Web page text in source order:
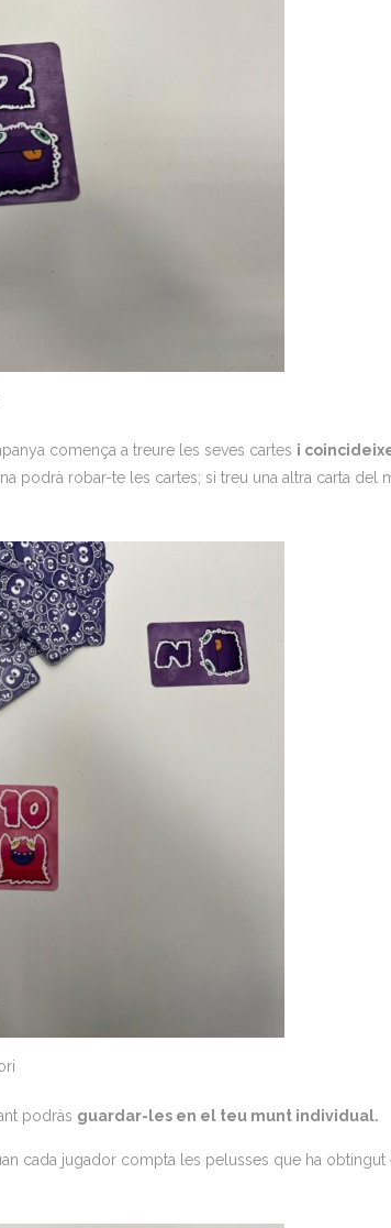
comença a treure les seves cartes i
podrà robar-te les cartes; si treu una altra carta del
podràs guardar-les en el teu munt individual.
cada jugador compta les pelusses que ha obtingut